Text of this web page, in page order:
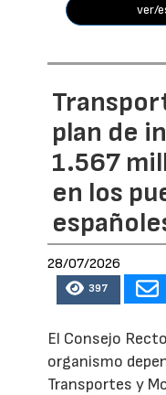
ver/
plan de
1.567
en los
28/07/2026
397
El Consejo
organismo
Transportes y